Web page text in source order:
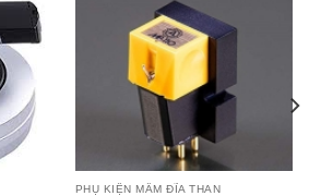
PHỤ KIỆN MÂM ĐĨA THAN